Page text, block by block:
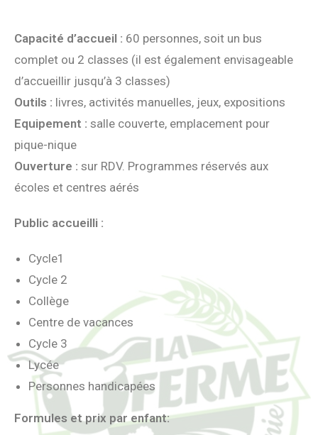
Capacité d’accueil : 60 personnes, soit un bus
complet ou 2 classes (il est également envisageable
d’accueillir jusqu’à 3 classes)
Outils : livres, activités manuelles, jeux, expositions
Equipement : salle couverte, emplacement pour
pique-nique
Ouverture : sur RDV. Programmes réservés aux
écoles et centres aérés
Public accueilli :
Cycle1
Cycle 2
Collège
Centre de vacances
Cycle 3
Lycée
Personnes handicapées
Formules et prix par enfant: